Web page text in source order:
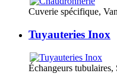
Cuverie spécifique,
Tuyauteries Inox
Échangeurs